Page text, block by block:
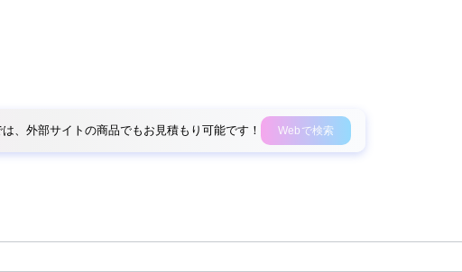
、外部サイトの商品でもお見積もり可能です！ Webで検索